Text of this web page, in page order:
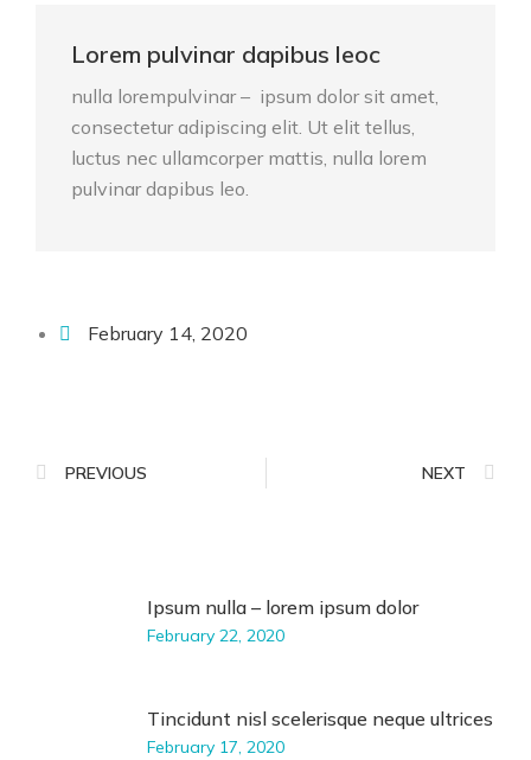
Lorem pulvinar dapibus leoc
nulla lorempulvinar – ipsum dolor sit amet,
consectetur adipiscing elit. Ut elit tellus,
luctus nec ullamcorper mattis, nulla lorem
pulvinar dapibus leo.
February 14, 2020
PREVIOUS NEXT
Ipsum nulla – lorem ipsum dolor
February 22, 2020
Tincidunt nisl scelerisque neque ultrices
February 17, 2020